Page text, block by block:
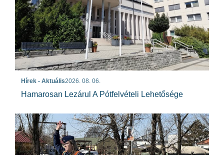
Hírek - Aktuális2026. 08. 06.
Hamarosan Lezárul A Pótfelvételi Lehetősége